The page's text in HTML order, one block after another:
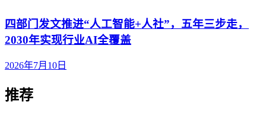
四部门发文推进“人工智能+人社”，五年三步走，
2030年实现行业AI全覆盖
2026年7月10日
推荐